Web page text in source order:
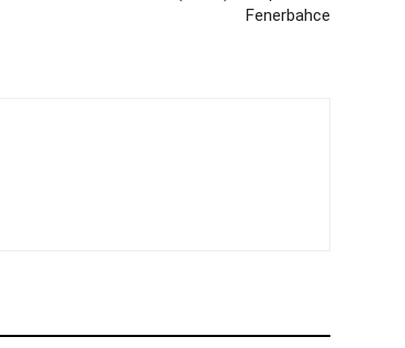
Fenerbahce